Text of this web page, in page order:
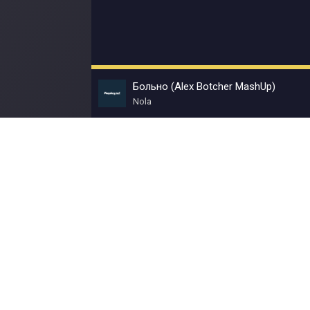
Больно (Alex Botcher MashUp)
Nola